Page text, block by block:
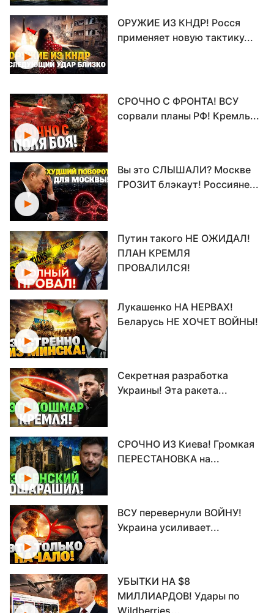
ОРУЖИЕ ИЗ КНДР! Росся
применяет новую тактику...
СРОЧНО С ФРОНТА! ВСУ
сорвали планы РФ! Кремль...
Вы это СЛЫШАЛИ? Москве
ГРОЗИТ блэкаут! Россияне...
Путин такого НЕ ОЖИДАЛ!
ПЛАН КРЕМЛЯ
ПРОВАЛИЛСЯ!
Лукашенко НА НЕРВАХ!
Беларусь НЕ ХОЧЕТ ВОЙНЫ!
Секретная разработка
Украины! Эта ракета...
СРОЧНО ИЗ Киева! Громкая
ПЕРЕСТАНОВКА на...
ВСУ перевернули ВОЙНУ!
Украина усиливает...
УБЫТКИ НА $8
МИЛЛИАРДОВ! Удары по
Wildberries...